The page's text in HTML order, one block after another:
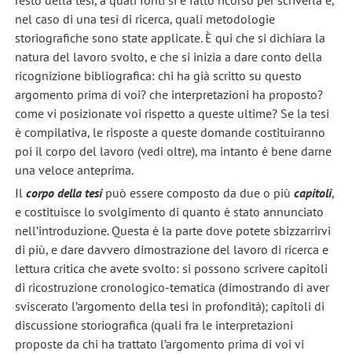
nel caso di una tesi di ricerca, quali metodologie
storiografiche sono state applicate. È qui che si dichiara la
natura del lavoro svolto, e che si inizia a dare conto della
ricognizione bibliografica: chi ha già scritto su questo
argomento prima di voi? che interpretazioni ha proposto?
come vi posizionate voi rispetto a queste ultime? Se la tesi
è compilativa, le risposte a queste domande costituiranno
poi il corpo del lavoro (vedi oltre), ma intanto è bene darne
una veloce anteprima.
Il corpo della tesipuò essere composto da due o più capitoli,
e costituisce lo svolgimento di quanto è stato annunciato
nell’introduzione. Questa è la parte dove potete sbizzarrirvi
di più, e dare davvero dimostrazione del lavoro di ricerca e
lettura critica che avete svolto: si possono scrivere capitoli
di ricostruzione cronologico-tematica (dimostrando di aver
sviscerato l’argomento della tesi in profondità); capitoli di
discussione storiografica (quali fra le interpretazioni
proposte da chi ha trattato l’argomento prima di voi vi